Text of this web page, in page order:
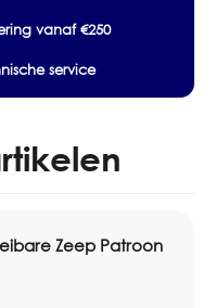
vanaf €250
service